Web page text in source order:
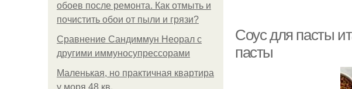
обоев после ремонта. Как отмыть и
почистить обои от пыли и грязи?
Сравнение Сандиммун Неорал с
другими иммуносупрессорами
Маленькая, но практичная квартира
у моря 48 кв.
Соус для пасты
пасты